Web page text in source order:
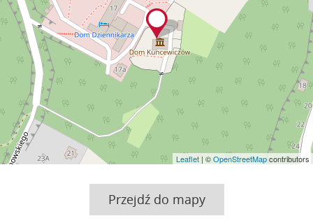
Leaflet | ©OpenStreetMapcontributors
Przejdź do mapy